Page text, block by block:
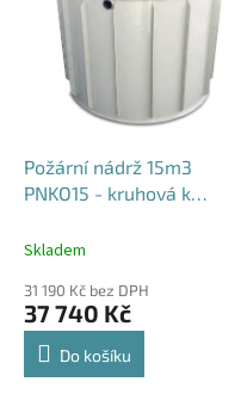
Požární nádrž 15m3
PNKO15 - kruhová k
Skladem
31 190 Kč bez DPH
37 740 Kč
Do košíku